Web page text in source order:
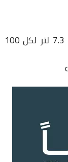
يأتي متوسط إستهلاك البنزين حوالي 7.3 لتر لكل 100